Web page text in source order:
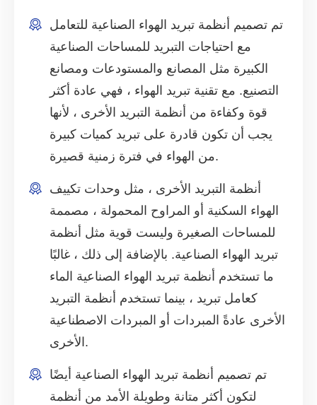
تم تصميم أنظمة تبريد الهواء الصناعية للتعامل
مع احتياجات التبريد للمساحات الصناعية
الكبيرة مثل المصانع والمستودعات ومصانع
التصنيع. مع تقنية تبريد الهواء ، فهي عادة أكثر
قوة وكفاءة من أنظمة التبريد الأخرى ، لأنها
يجب أن تكون قادرة على تبريد كميات كبيرة
من الهواء في فترة زمنية قصيرة.
أنظمة التبريد الأخرى ، مثل وحدات تكييف
الهواء السكنية أو المراوح المحمولة ، مصممة
للمساحات الصغيرة وليست قوية مثل أنظمة
تبريد الهواء الصناعية. بالإضافة إلى ذلك ، غالبًا
ما تستخدم أنظمة تبريد الهواء الصناعية الماء
كعامل تبريد ، بينما تستخدم أنظمة التبريد
الأخرى عادةً المبردات أو المبردات الاصطناعية
الأخرى.
تم تصميم أنظمة تبريد الهواء الصناعية أيضًا
لتكون أكثر متانة وطويلة الأمد من أنظمة